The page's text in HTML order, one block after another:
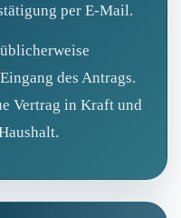
per E‑Mail.
des Antrags.
Vertrag in Kraft und